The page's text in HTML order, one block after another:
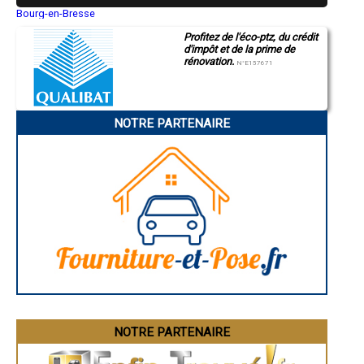
- Entreprise de rénovation immobilière à Monguilhem
- Entreprise de rénovation immobilière à Dému
- Entreprise de rénovation immobilière à Le Brouilh-Monbert
- Entreprise de rénovation immobilière à Haget
- Entreprise de rénovation immobilière à Labéjan
- Entreprise de rénovation immobilière à Sarrant
- Entreprise de rénovation immobilière à Brugnens
- Entreprise de rénovation immobilière à Panassac
- Entreprise de rénovation immobilière à Maurens
- Entreprise de rénovation immobilière à Saint-Mont
- Entreprise de rénovation immobilière à Lahitte
- Entreprise de rénovation immobilière à Saint-Sauvy
- Entreprise de rénovation immobilière à Gimbrède
- Entreprise de rénovation immobilière à Ladevèze-Ville
- Entreprise de rénovation immobilière à Tillac
- Entreprise de rénovation immobilière à Monbrun
- Entreprise de rénovation immobilière à Orbessan
- Entreprise de rénovation immobilière à Esclassan-Labastide
- Entreprise de rénovation immobilière à Saint-Blancard
- Entreprise de rénovation immobilière à Castillon-Savès
- Entreprise de rénovation immobilière à Fourcès
Bourg-en-Bresse
Montluçon
Manosque
Gap
Charleville-Mézières
Pamiers
Narbonne
Saint-Brieuc
Besançon
Évreux
Brest
Profitez de l'éco-ptz, du crédit
d'impôt et de la prime de
rénovation. N°E157671
NOTRE PARTENAIRE
NOTRE PARTENAIRE